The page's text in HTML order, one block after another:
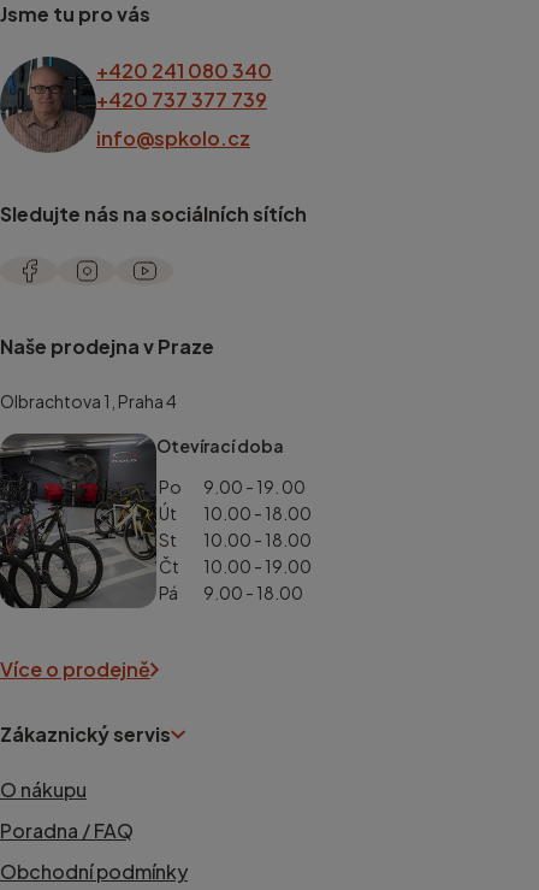
Jsme tu pro vás
+420 241 080 340
+420 737 377 739
info@spkolo.cz
Sledujte nás na sociálních sítích
Naše prodejna v Praze
Olbrachtova 1, Praha 4
Otevírací doba
Po
9.00 - 19. 00
Út
10.00 - 18.00
St
10.00 - 18.00
Čt
10.00 - 19.00
Pá
9.00 - 18.00
Více o prodejně
Zákaznický servis
O nákupu
Poradna / FAQ
Obchodní podmínky